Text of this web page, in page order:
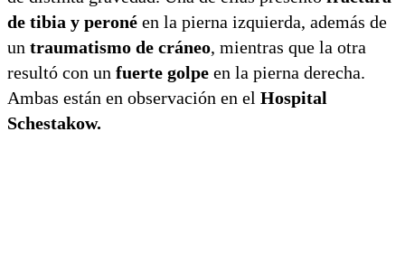
de tibia y peroné en la pierna izquierda, además de
un traumatismo de cráneo, mientras que la otra
resultó con un fuerte golpe en la pierna derecha.
Ambas están en observación en el Hospital
Schestakow.